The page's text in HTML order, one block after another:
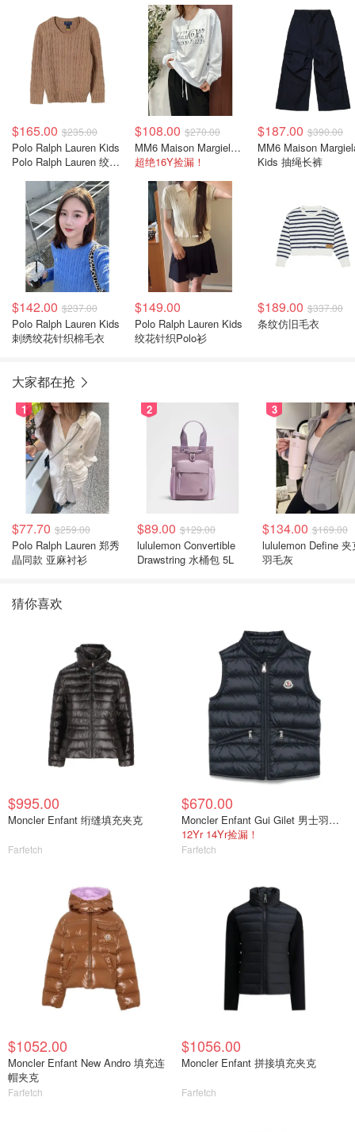
$165.00 $235.00
Polo Ralph Lauren Kids
Polo Ralph Lauren 绞花
$108.00 $270.00
MM6 Maison Margiela 长袖卫衣
超绝16Y捡漏！
$187.00 $390.00
MM6 Maison
Kids 抽绳长裤
$142.00 $237.00
Polo Ralph Lauren Kids
刺绣绞花针织棉毛衣
$149.00
Polo Ralph Lauren Kids
绞花针织Polo衫
$189.00 $337.00
条纹仿旧毛衣
大家都在抢
1
$77.70 $259.00
Polo Ralph Lauren 郑秀
晶同款 亚麻衬衫
2
$89.00 $129.00
lululemon Convertible
Drawstring 水桶包 5L
3
$134.00 $169.00
lululemon Define 夹
羽毛灰
猜你喜欢
$995.00
Moncler Enfant 绗缝填充夹克
Farfetch
$670.00
Moncler Enfant Gui Gilet 男士羽绒马甲
12Yr 14Yr捡漏！
Farfetch
$1052.00
Moncler Enfant New Andro 填充连
帽夹克
Farfetch
$1056.00
Moncler Enfant 拼接填充夹克
Farfetch